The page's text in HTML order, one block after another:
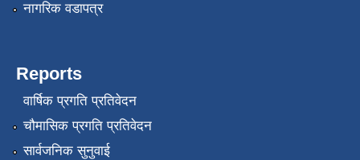
नागरिक वडापत्र
Reports
वार्षिक प्रगति प्रतिवेदन
चौमासिक प्रगति प्रतिवेदन
सार्वजनिक सुनुवाई